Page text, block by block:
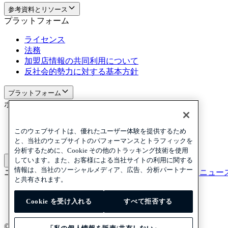
参考資料とリソース
プラットフォーム
ライセンス
法務
加盟店情報の共同利用について
反社会的勢力に対する基本方針
プラットフォーム
ポリシーおよび免責事項
Cookies
Disclaimer
ポリシーおよび免責事項
ニュースレターを購読するニュースレターを購読する ニュー
Privacy
Cookies
© 2026 Adyen
このウェブサイトは、優れたユーザー体験を提供するため
と、当社のウェブサイトのパフォーマンスとトラフィックを
分析するために、Cookie その他のトラッキング技術を使用
しています。また、お客様による当社サイトの利用に関する
情報は、当社のソーシャルメディア、広告、分析パートナー
と共有されます。
Cookie を受け入れる すべて拒否する